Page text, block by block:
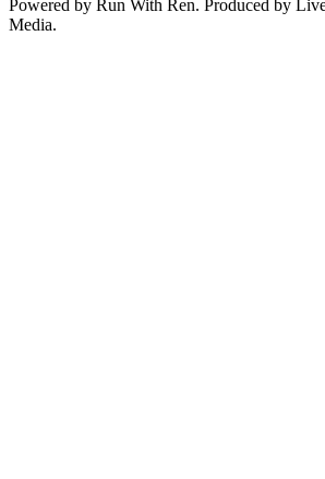
Powered by Run With Ren. Produced by
Media.